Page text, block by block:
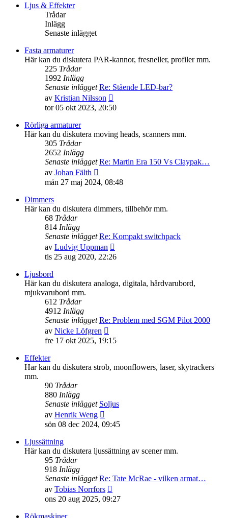
Ljus & Effekter
Trådar
Inlägg
Senaste inlägget
Fasta armaturer
Här kan du diskutera PAR-kannor, fresneller, profiler mm.
225 Trådar
1992 Inlägg
Senaste inlägget Re: Stående LED-bar?
av Kristian Nilsson
till
inlägget
tor 05 okt 2023, 20:50
Rörliga armaturer
Här kan du diskutera moving heads, scanners mm.
305 Trådar
2652 Inlägg
Senaste inlägget Re: Martin Era 150 Vs Claypak…
av Johan Fälth
till
det
inlägget
mån 27 maj 2024, 08:48
Dimmers
Här kan du diskutera dimmers, tillbehör mm.
68 Trådar
814 Inlägg
Senaste inlägget Re: Kompakt switchpack
av Ludvig Uppman
till
inlägget
tis 25 aug 2020, 22:26
Ljusbord
Här kan du diskutera analoga, digitala, hårdvarubord,
mjukvarubord mm.
612 Trådar
4912 Inlägg
Senaste inlägget Re: Problem med SGM Pilot 2000
av Nicke Löfgren
till
inlägget
fre 17 okt 2025, 19:15
Effekter
Har kan du diskutera strob, moonflowers, laser, skytrackers
mm.
90 Trådar
880 Inlägg
Senaste inlägget Soljus
av Henrik Weng
till
inlägget
sön 08 dec 2024, 09:45
Ljussättning
Här kan du diskutera ljussättning av scener mm.
95 Trådar
918 Inlägg
Senaste inlägget Re: Tate McRae - vilken armat…
av Tobias Norrfors
till
ons 20 aug 2025, 09:27
Rökmaskiner